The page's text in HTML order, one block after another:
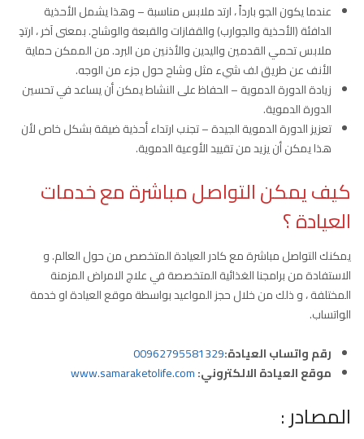
عندما يكون الجو بارداً ، ارتد ملابس مناسبة – وهذا يشمل الأحذية
الدافئة (الأحذية والجوارب) والقفازات والقبعة والوشاح. بمعنى آخر ، ارتدِ
ملابس تحمي القدمين واليدين والأذنين من البرد. من الممكن حماية
الأنف عن طريق لف شيء مثل وشاح حول جزء من الوجه.
زيادة الدورة الدموية – الحفاظ على النشاط يمكن أن يساعد في تحسين
الدورة الدموية.
تعزيز الدورة الدموية الجيدة – تجنب ارتداء أحذية ضيقة بشكل خاص لأن
هذا يمكن أن يزيد من تقييد الأوعية الدموية.
كيف يمكن التواصل مباشرة مع خدمات
العيادة ؟
يمكنك التواصل مباشرة مع كادر العيادة المتخصص من حول العالم. و
الاستفادة من برامجنا الغذائية المتخصصة في علاج الامراض المزمنة
المختلفة ، و ذلك من خلال حجز المواعيد بواسطة موقع العيادة او خدمة
الواتساب.
رقم واتساب العيادة:00962795581329
موقع العيادة الالكتروني:www.samaraketolife.com
المصادر :